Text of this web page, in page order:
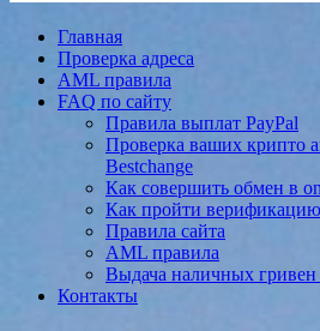
Главная
Проверка адреса
AML правила
FAQ по сайту
Правила выплат PayPal
Проверка ваших крипто
Bestchange
Как совершить обмен в
Как пройти верификацию
Правила сайта
AML правила
Выдача наличных
Контакты